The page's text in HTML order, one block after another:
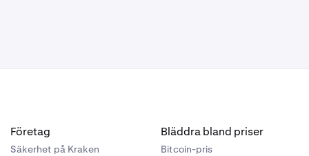
på
Företag
Säkerhet på Kraken
Bläddra bland priser
Bitcoin-pris